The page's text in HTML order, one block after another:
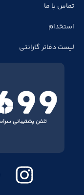
تماس با ما
استخدام
لیست دفاتر گارانتی